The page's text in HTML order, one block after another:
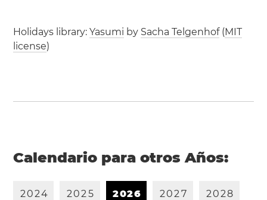
Holidays library:Yasumi by Sacha Telgenhof(MIT
license)
Calendario para otros Años:
2024 2025 2026 2027 2028